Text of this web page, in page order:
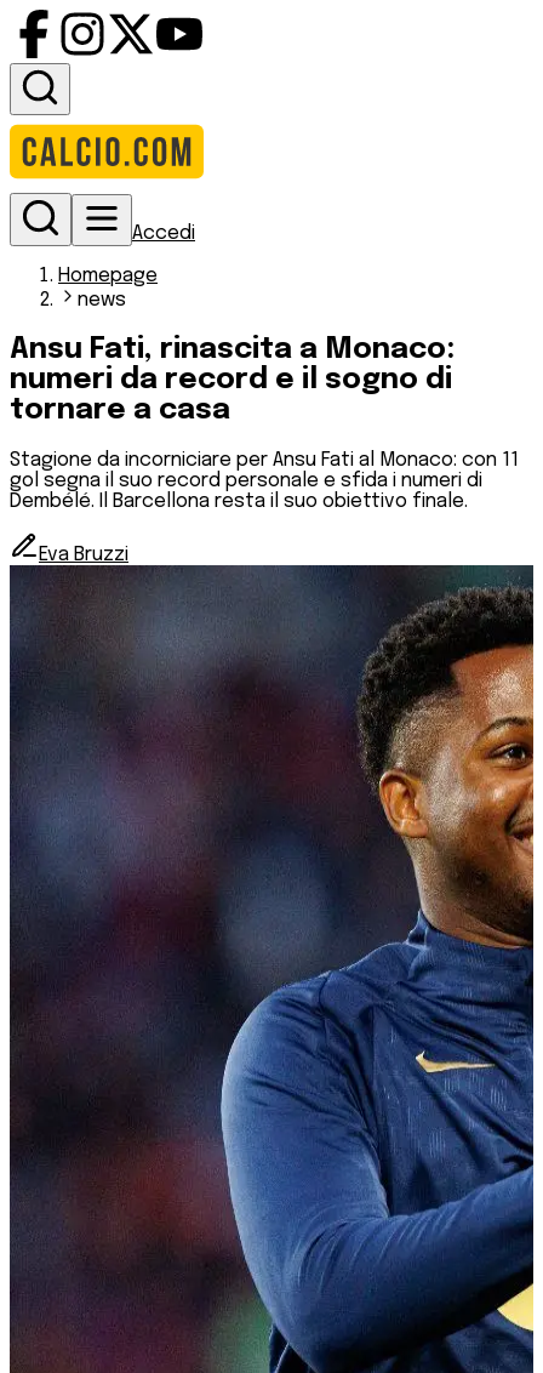
Accedi
Homepage
news
Ansu Fati, rinascita a Monaco:
numeri da record e il sogno di
tornare a casa
Stagione da incorniciare per Ansu Fati al Monaco: con 11
gol segna il suo record personale e sfida i numeri di
Dembélé. Il Barcellona resta il suo obiettivo finale.
Eva Bruzzi